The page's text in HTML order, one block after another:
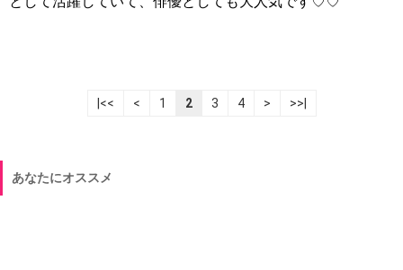
|<< < 1 2 3 4 > >>|
あなたにオススメ